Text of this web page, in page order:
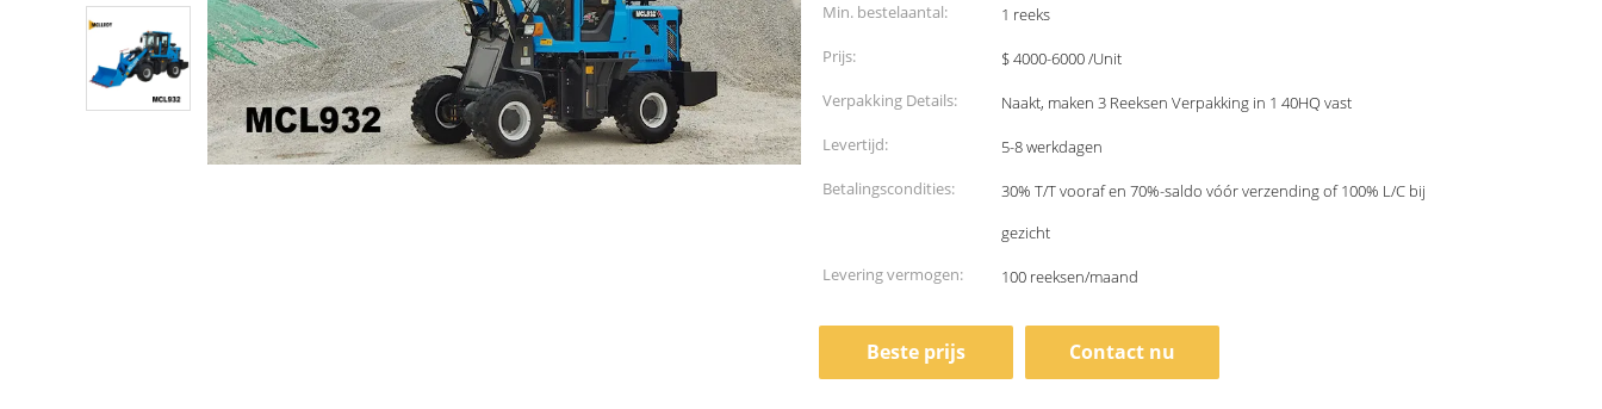
Min. bestelaantal:
1 reeks
Prijs:
$ 4000-6000 /Unit
Verpakking Details:
Naakt, maken 3 Reeksen Verpakking in 1 40HQ vast
Levertijd:
5-8 werkdagen
Betalingscondities:
30% T/T vooraf en 70%-saldo vóór verzending of 100% L/C bij
gezicht
Levering vermogen:
100 reeksen/maand
Beste prijs Contact nu